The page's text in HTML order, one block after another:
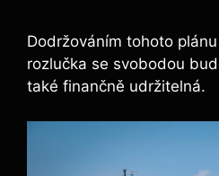
Dodržováním tohoto
rozlučka se svobodou
také ‌finančně udržitelná.